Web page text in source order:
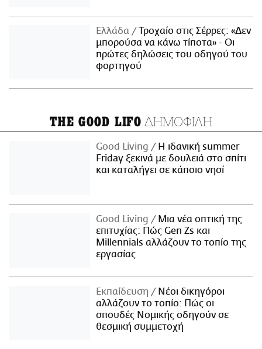
Ελλάδα
Τροχαίο στις Σέρρες: «Δεν
μπορούσα να κάνω τίποτα» - Οι
πρώτες δηλώσεις του οδηγού του
φορτηγού
THE GOOD LIFO ΔΗΜΟΦΙΛΗ
Good Living
Η ιδανική summer
Friday ξεκινά με δουλειά στο σπίτι
και καταλήγει σε κάποιο νησί
Good Living
Μια νέα οπτική της
επιτυχίας: Πώς Gen Zs και
Millennials αλλάζουν το τοπίο της
εργασίας
Εκπαίδευση
Νέοι δικηγόροι
αλλάζουν το τοπίο: Πώς οι
σπουδές Νομικής οδηγούν σε
θεσμική συμμετοχή